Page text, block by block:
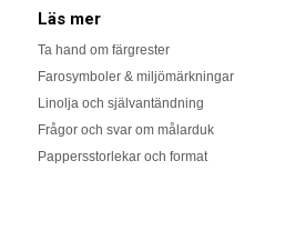
Läs mer
Ta hand om färgrester
Farosymboler & miljömärkningar
Linolja och självantändning
Frågor och svar om målarduk
Pappersstorlekar och format